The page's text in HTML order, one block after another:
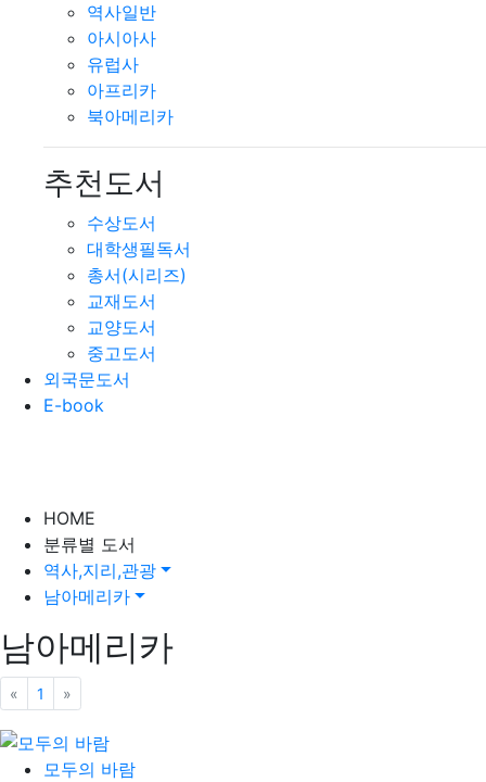
역사일반
아시아사
유럽사
아프리카
북아메리카
추천도서
수상도서
대학생필독서
총서(시리즈)
교재도서
교양도서
중고도서
외국문도서
E-book
HOME
분류별 도서
역사,지리,관광
남아메리카
남아메리카
« 이전
1 »
모두의 바람